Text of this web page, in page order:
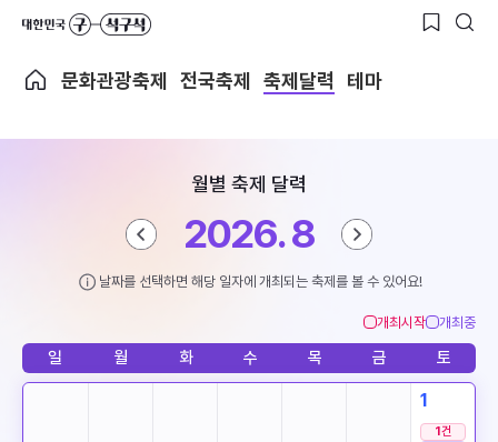
문화관광축제 전국축제 축제달력 테마
월별 축제 달력
2026. 8
날짜를 선택하면 해당 일자에 개최되는 축제를 볼 수 있어요!
개최시작 개최중
일 월 화 수 목 금 토
1
1건